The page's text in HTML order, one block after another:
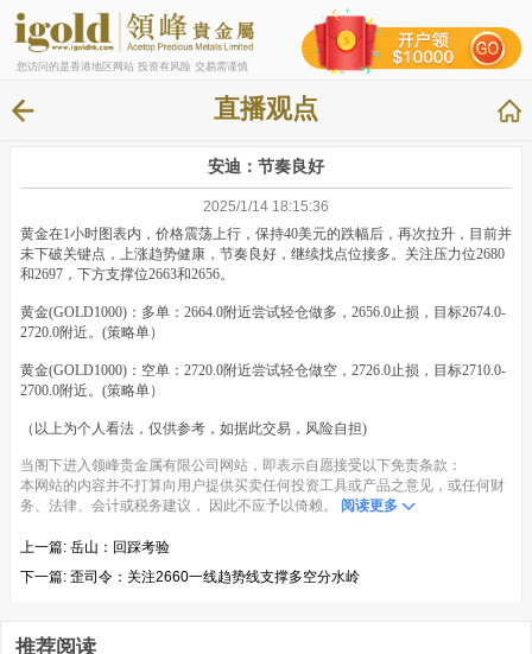
您访问的是香港地区网站 投资有风险 交易需谨慎
直播观点
安迪：节奏良好
2025/1/14 18:15:36
黄金在1小时图表内，价格震荡上行，保持40美元的跌幅后，再次拉升，目前并
未下破关键点，上涨趋势健康，节奏良好，继续找点位接多。关注压力位2680
和2697，下方支撑位2663和2656。
黄金(GOLD1000)：多单：2664.0附近尝试轻仓做多，2656.0止损，目标2674.0-
2720.0附近。(策略单）
黄金(GOLD1000)：空单：2720.0附近尝试轻仓做空，2726.0止损，目标2710.0-
2700.0附近。(策略单）
（以上为个人看法，仅供参考，如据此交易，风险自担)
当阁下进入领峰贵金属有限公司网站，即表示自愿接受以下免责条款：
本网站的内容并不打算向用户提供买卖任何投资工具或产品之意见，或任何财
务、法律、会计或税务建议， 因此不应予以倚赖。
阅读更多
上一篇: 岳山：回踩考验
下一篇: 歪司令：关注2660一线趋势线支撑多空分水岭
推荐阅读